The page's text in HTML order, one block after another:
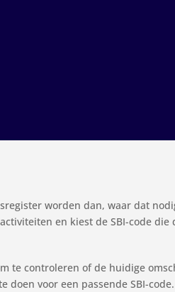
worden dan, waar dat
en kiest de SBI-code die
te controleren of de huidige
voor een passende SBI-